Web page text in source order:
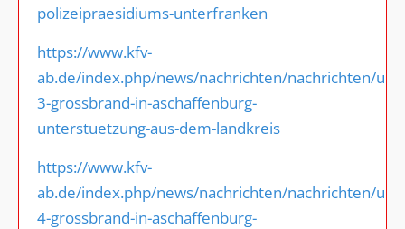
polizeipraesidiums-unterfranken
https://www.kfv-
ab.de/index.php/news/nachrichten/nachrichten/
3-grossbrand-in-aschaffenburg-
unterstuetzung-aus-dem-landkreis
https://www.kfv-
ab.de/index.php/news/nachrichten/nachrichten/
4-grossbrand-in-aschaffenburg-